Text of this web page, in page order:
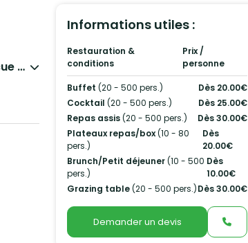
Gastronomique • Cuisine régionale • Français Traditionnel • Barbecue et grillades • Street Food • Pâtisseries et desserts
Informations utiles :
Restauration &
conditions
Prix /
personne
Buffet(20 - 500 pers.)
Dès 20.00€
Cocktail(20 - 500 pers.)
Dès 25.00€
Repas assis(20 - 500 pers.)
Dès 30.00€
Plateaux repas/box(10 - 80
pers.)
Dès
20.00€
Brunch/Petit déjeuner(10 - 500
pers.)
Dès
10.00€
Grazing table(20 - 500 pers.)Dès 30.00€
Demander un devis